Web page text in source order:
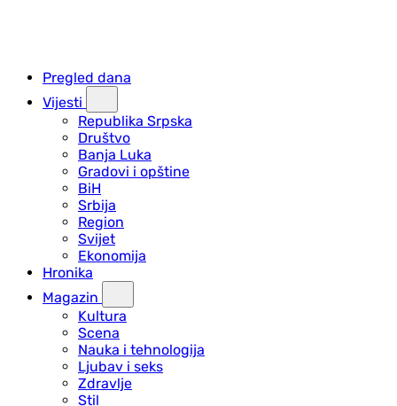
Pregled dana
Vijesti
Republika Srpska
Društvo
Banja Luka
Gradovi i opštine
BiH
Srbija
Region
Svijet
Ekonomija
Hronika
Magazin
Kultura
Scena
Nauka i tehnologija
Ljubav i seks
Zdravlje
Stil